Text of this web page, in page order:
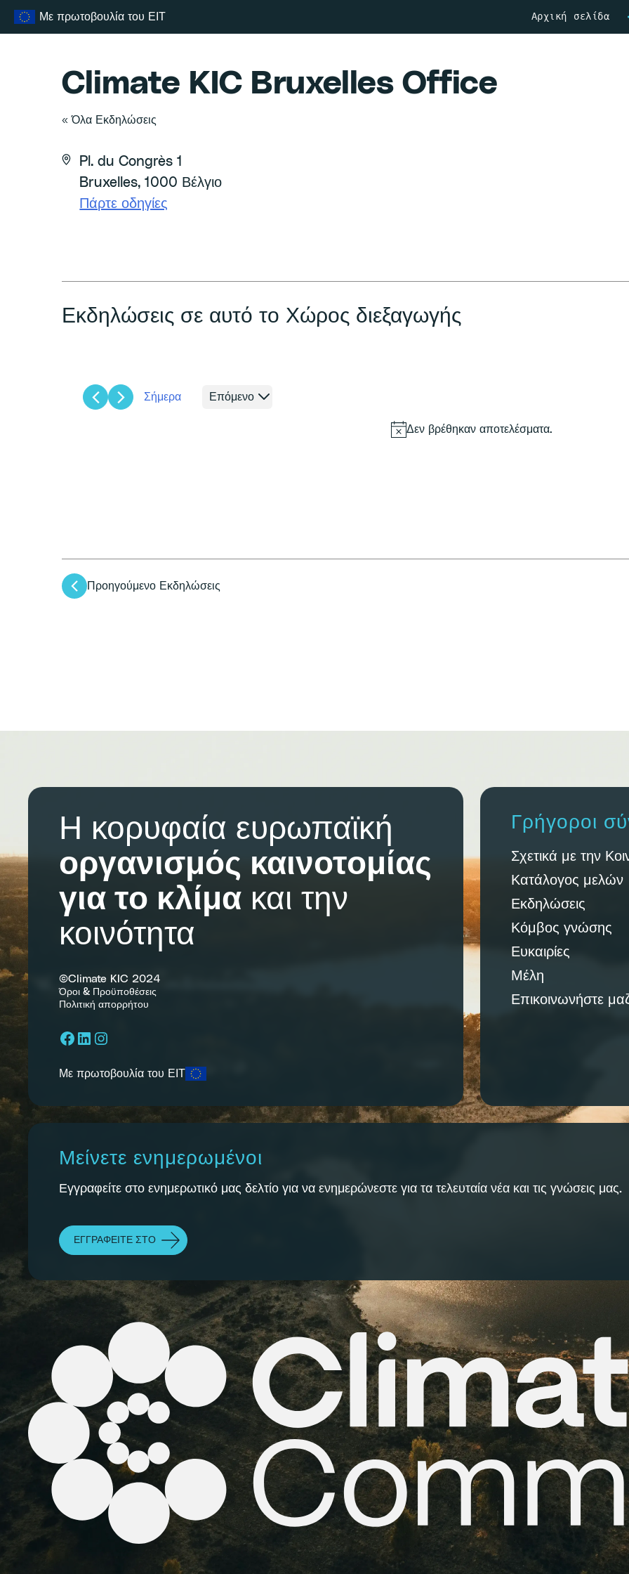
Με πρωτοβουλία του ΕΙΤ Αρχική σελίδα
Ανακοίνωση
Δεν βρέθηκαν αποτελέσματα.
Climate KIC Bruxelles Office
« Όλα Εκδηλώσεις
Διεύθυνση
Pl. du Congrès 1
Bruxelles, 1000 Βέλγιο
Πάρτε οδηγίες
Εκδηλώσεις σε αυτό το Χώρος διεξαγωγής
Σήμερα
Επόμενο
Προηγούμενο Εκδηλώσεις
Η κορυφαία ευρωπαϊκή
οργανισμός καινοτομίας
για το κλίμα και την
κοινότητα
©Climate KIC 2024
Όροι & Προϋποθέσεις
Πολιτική απορρήτου
Facebook
LinkedIn
Instagram
Με πρωτοβουλία του ΕΙΤ
Γρήγοροι
Σχετικά με την
Κατάλογος μελών
Εκδηλώσεις
Κόμβος γνώσης
Ευκαιρίες
Μέλη
Επικοινωνήστε
Μείνετε ενημερωμένοι
Εγγραφείτε στο ενημερωτικό μας δελτίο για να ενημερώνεστε για τα τελευταία νέα και τις γνώσεις μας.
ΕΓΓΡΑΦΕΊΤΕ ΣΤΟ